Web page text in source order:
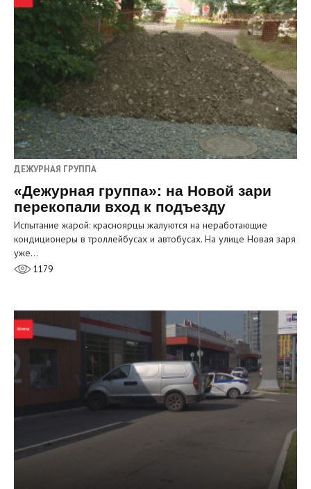
ДЕЖУРНАЯ ГРУППА
«Дежурная группа»: на Новой зари
перекопали вход к подъезду
Испытание жарой: красноярцы жалуются на неработающие
кондиционеры в троллейбусах и автобусах. На улице Новая заря
уже…
1179